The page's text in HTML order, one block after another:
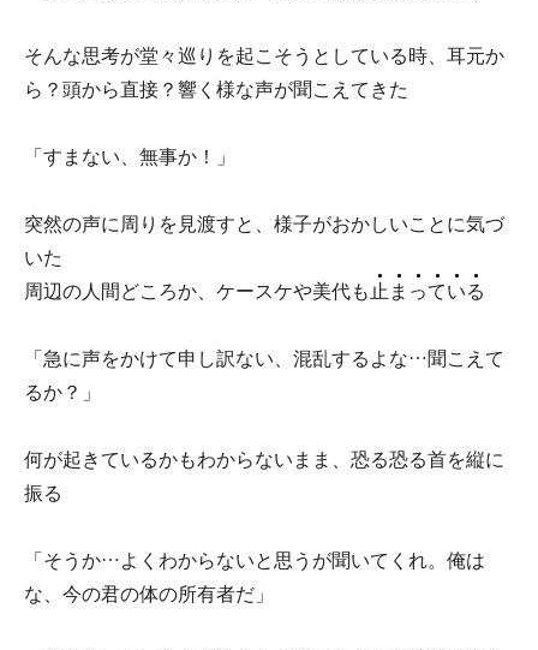
そんな思考が堂々巡りを起こそうとしている時、耳元か
ら？頭から直接？響く様な声が聞こえてきた
「すまない、無事か！」
突然の声に周りを見渡すと、様子がおかしいことに気づ
いた
周辺の人間どころか、ケースケや美代も 止 ま っている
「急に声をかけて申し訳ない、混乱するよな…聞こえて
るか？」
何が起きているかもわからないまま、恐る恐る首を縦に
振る
「そうか…よくわからないと思うが聞いてくれ。俺は
な、今の君の体の所有者だ」